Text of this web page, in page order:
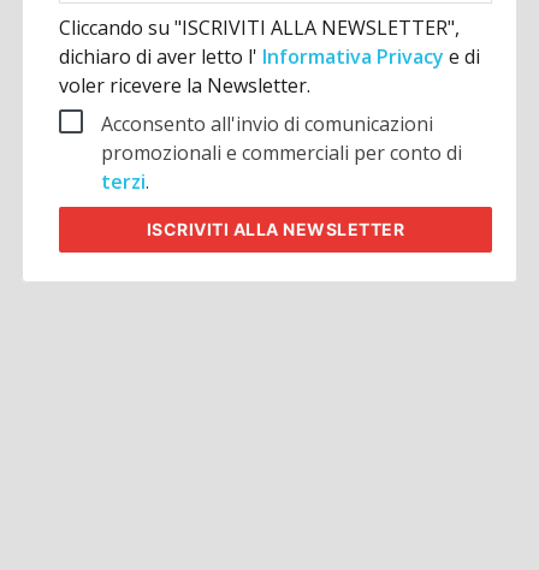
Cliccando su "ISCRIVITI ALLA NEWSLETTER",
dichiaro di aver letto l' Informativa Privacye di
voler ricevere la Newsletter.
Acconsento all'invio di comunicazioni
promozionali e commerciali per conto di
terzi.
ISCRIVITI ALLA NEWSLETTER